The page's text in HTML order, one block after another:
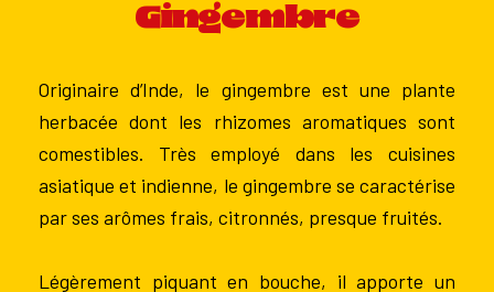
Gingembre
Originaire d’Inde, le gingembre est une plante
herbacée dont les rhizomes aromatiques sont
comestibles. Très employé dans les cuisines
asiatique et indienne, le gingembre se caractérise
par ses arômes frais, citronnés, presque fruités.
Légèrement piquant en bouche, il apporte un